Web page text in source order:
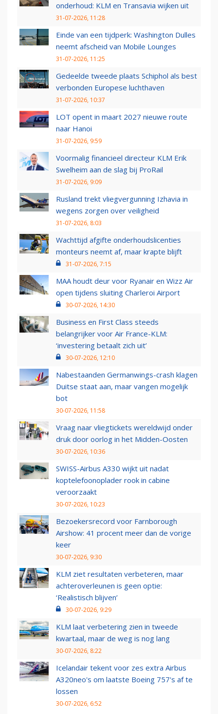
onderhoud: KLM en Transavia wijken uit
31-07-2026, 11:28
Einde van een tijdperk: Washington Dulles
neemt afscheid van Mobile Lounges
31-07-2026, 11:25
Gedeelde tweede plaats Schiphol als best
verbonden Europese luchthaven
31-07-2026, 10:37
LOT opent in maart 2027 nieuwe route
naar Hanoi
31-07-2026, 9:59
Voormalig financieel directeur KLM Erik
Swelheim aan de slag bij ProRail
31-07-2026, 9:09
Rusland trekt vliegvergunning Izhavia in
wegens zorgen over veiligheid
31-07-2026, 8:03
Wachttijd afgifte onderhoudslicenties
monteurs neemt af, maar krapte blijft
31-07-2026, 7:15
MAA houdt deur voor Ryanair en Wizz Air
open tijdens sluiting Charleroi Airport
30-07-2026, 14:30
Business en First Class steeds
belangrijker voor Air France-KLM:
‘investering betaalt zich uit’
30-07-2026, 12:10
Nabestaanden Germanwings-crash klagen
Duitse staat aan, maar vangen mogelijk
bot
30-07-2026, 11:58
Vraag naar vliegtickets wereldwijd onder
druk door oorlog in het Midden-Oosten
30-07-2026, 10:36
SWISS-Airbus A330 wijkt uit nadat
koptelefoonoplader rook in cabine
veroorzaakt
30-07-2026, 10:23
Bezoekersrecord voor Farnborough
Airshow: 41 procent meer dan de vorige
keer
30-07-2026, 9:30
KLM ziet resultaten verbeteren, maar
achteroverleunen is geen optie:
‘Realistisch blijven’
30-07-2026, 9:29
KLM laat verbetering zien in tweede
kwartaal, maar de weg is nog lang
30-07-2026, 8:22
Icelandair tekent voor zes extra Airbus
A320neo's om laatste Boeing 757's af te
lossen
30-07-2026, 6:52